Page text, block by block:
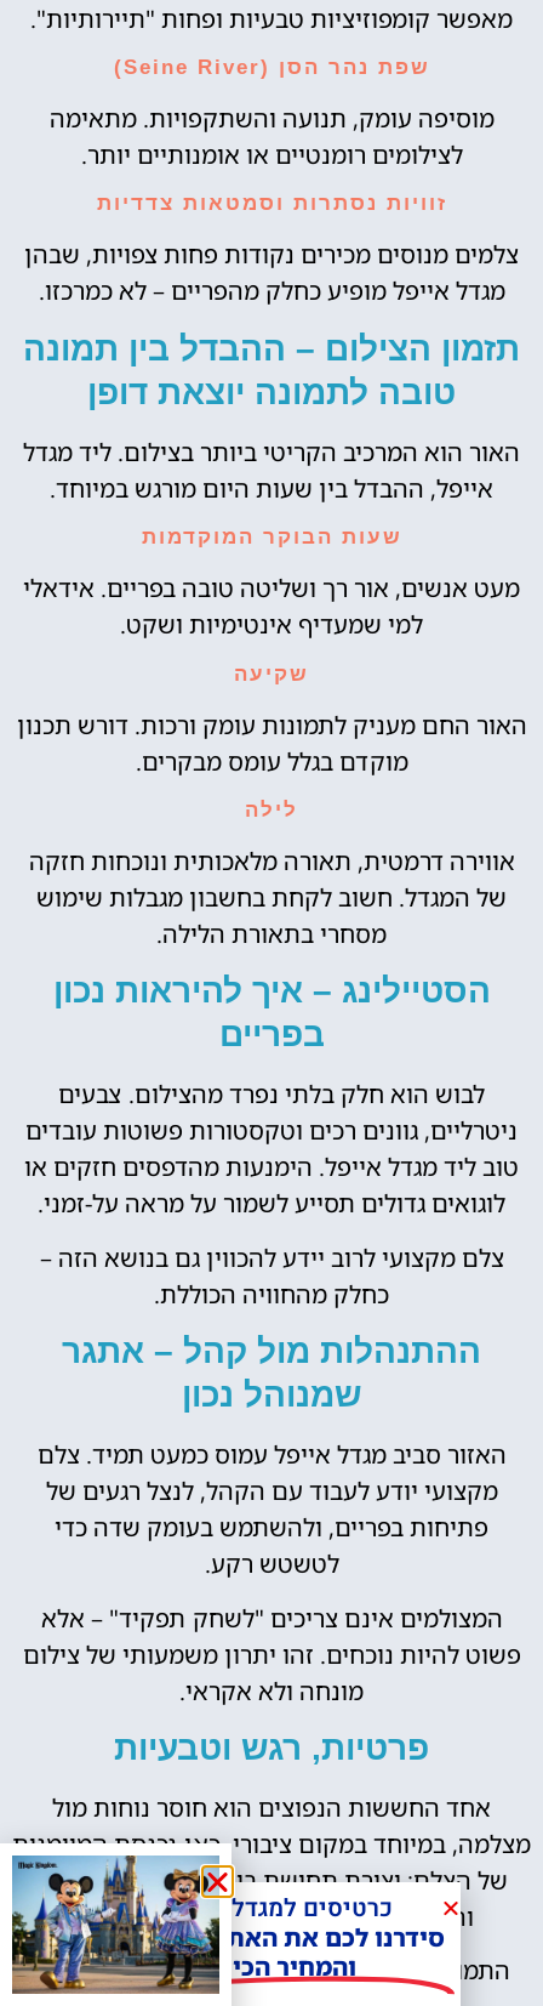
מאפשר קומפוזיציות טבעיות ופחות "תיירותיות".
שפת נהר הסן (Seine River)
מוסיפה עומק, תנועה והשתקפויות. מתאימה
לצילומים רומנטיים או אומנותיים יותר.
זוויות נסתרות וסמטאות צדדיות
צלמים מנוסים מכירים נקודות פחות צפויות, שבהן
מגדל אייפל מופיע כחלק מהפריים – לא כמרכזו.
תזמון הצילום – ההבדל בין תמונה
טובה לתמונה יוצאת דופן
האור הוא המרכיב הקריטי ביותר בצילום. ליד מגדל
אייפל, ההבדל בין שעות היום מורגש במיוחד.
שעות הבוקר המוקדמות
מעט אנשים, אור רך ושליטה טובה בפריים. אידאלי
למי שמעדיף אינטימיות ושקט.
שקיעה
האור החם מעניק לתמונות עומק ורכות. דורש תכנון
מוקדם בגלל עומס מבקרים.
לילה
אווירה דרמטית, תאורה מלאכותית ונוכחות חזקה
של המגדל. חשוב לקחת בחשבון מגבלות שימוש
מסחרי בתאורת הלילה.
הסטיילינג – איך להיראות נכון
בפריים
לבוש הוא חלק בלתי נפרד מהצילום. צבעים
ניטרליים, גוונים רכים וטקסטורות פשוטות עובדים
טוב ליד מגדל אייפל. הימנעות מהדפסים חזקים או
לוגואים גדולים תסייע לשמור על מראה על-זמני.
צלם מקצועי לרוב יידע להכווין גם בנושא הזה –
כחלק מהחוויה הכוללת.
ההתנהלות מול קהל – אתגר
שמנוהל נכון
האזור סביב מגדל אייפל עמוס כמעט תמיד. צלם
מקצועי יודע לעבוד עם הקהל, לנצל רגעים של
פתיחות בפריים, ולהשתמש בעומק שדה כדי
לטשטש רקע.
המצולמים אינם צריכים "לשחק תפקיד" – אלא
פשוט להיות נוכחים. זהו יתרון משמעותי של צילום
מונחה ולא אקראי.
פרטיות, רגש וטבעיות
אחד החששות הנפוצים הוא חוסר נוחות מול
מצלמה, במיוחד במקום ציבורי. כאן נכנסת המיומנות
של הצלם: יצירת תחושת ביטחון, הכוונה עדינה,
והפיכת הצילום לתהליך זורם ולא מאולץ.
התמונות הטובות ביותר הן אלו שבהן המצולמים
כרטיסים למגדל אייפל?
סידרנו לכם את האתר הכי אמין -
והמחיר הכי זול!